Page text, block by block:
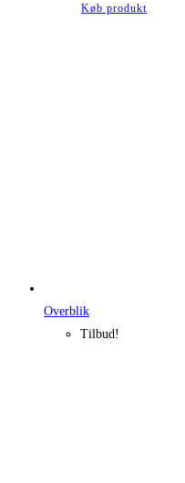
Køb produkt
Overblik
Tilbud!